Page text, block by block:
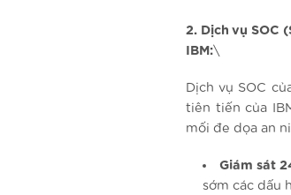
2. Dịch vụ SOC
IBM:\
Dịch vụ SOC
tiên tiến của
mối đe dọa an
Giám sát
sớm các dấu